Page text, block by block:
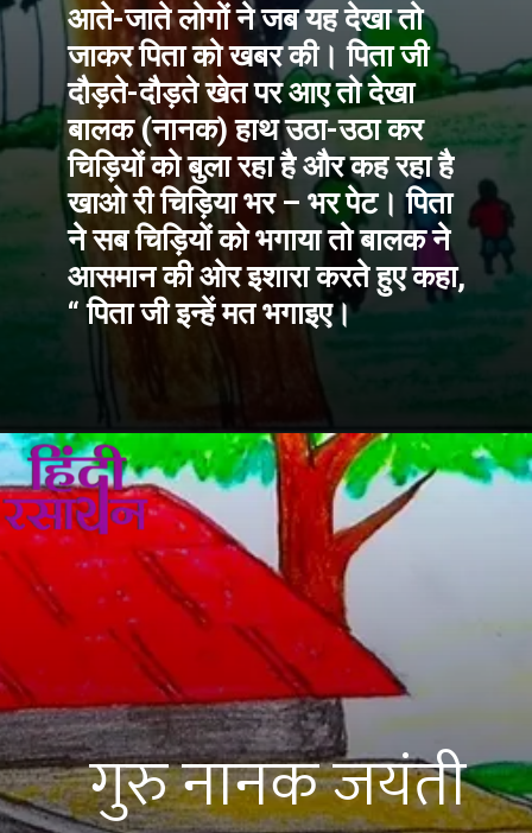
आते-जाते लोगों ने जब यह देखा तो
जाकर पिता को खबर की। पिता जी
दौड़ते-दौड़ते खेत पर आए तो देखा
बालक (नानक) हाथ उठा-उठा कर
चिड़ियों को बुला रहा है और कह रहा है
खाओ री चिड़िया भर – भर पेट। पिता
ने सब चिड़ियों को भगाया तो बालक ने
आसमान की ओर इशारा करते हुए कहा,
“ पिता जी इन्हें मत भगाइए।
गुरु नानक जयंती